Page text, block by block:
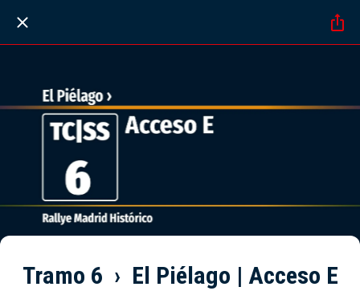
Tramo 6 › El Piélago | Acceso E